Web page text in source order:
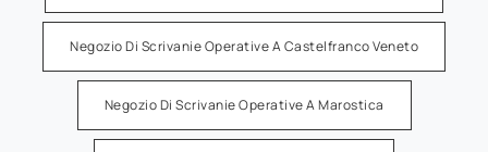
Negozio Di Scrivanie Operative A Castelfranco Veneto
Negozio Di Scrivanie Operative A Marostica